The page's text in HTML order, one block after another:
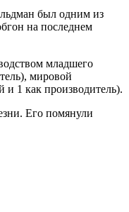
был одним из
на последнем
младшего
мировой
1 как производитель).
Его помянули